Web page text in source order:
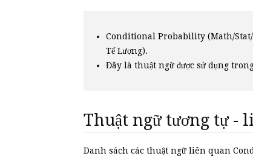
Conditional Probability (Math/Stat/
Tế Lượng).
Đây là thuật ngữ được sử dụng
Thuật ngữ tương tự -
Danh sách các thuật ngữ liên quan